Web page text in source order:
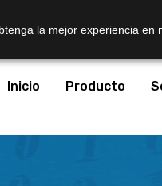
Inicio Producto
la mejor experiencia en